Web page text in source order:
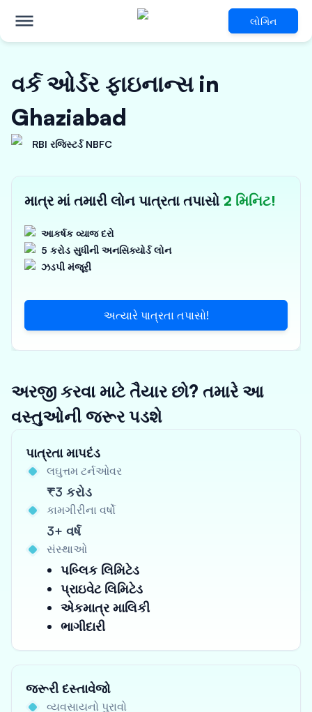
લોગિન
વર્ક ઓર્ડર ફાઇનાન્સ in
Ghaziabad
RBI રજિસ્ટર્ડ NBFC
માત્ર માં તમારી લોન પાત્રતા તપાસો 2 મિનિટ!
આકર્ષક વ્યાજ દરો
5 કરોડ સુધીની અનસિક્યોર્ડ લોન
ઝડપી મંજૂરી
અત્યારે પાત્રતા તપાસો!
અરજી કરવા માટે તૈયાર છો? તમારે આ
વસ્તુઓની જરૂર પડશે
પાત્રતા માપદંડ
લઘુત્તમ ટર્નઓવર
₹3 કરોડ
કામગીરીના વર્ષો
3+ વર્ષ
સંસ્થાઓ
પબ્લિક લિમિટેડ
પ્રાઇવેટ લિમિટેડ
એકમાત્ર માલિકી
ભાગીદારી
જરૂરી દસ્તાવેજો
વ્યવસાયનો પુરાવો